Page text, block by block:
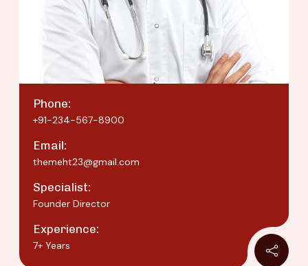
Phone:
+91-234-567-8900
Email:
themeht23@gmail.com
Specialist:
Founder Director
Experience:
7+ Years